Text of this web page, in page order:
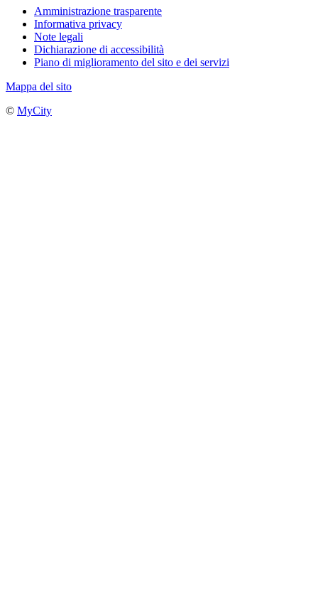
Amministrazione trasparente
Informativa privacy
Note legali
Dichiarazione di accessibilità
Piano di miglioramento del sito e dei servizi
Mappa del sito
© MyCity